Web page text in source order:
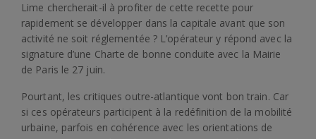
Lime chercherait-il à profiter de cette recette pour
rapidement se développer dans la capitale avant que son
activité ne soit réglementée ? L’opérateur y répond avec la
signature d’une Charte de bonne conduite avec la Mairie
de Paris le 27 juin.
Pourtant, les critiques outre-atlantique vont bon train. Car
si ces opérateurs participent à la redéfinition de la mobilité
urbaine, parfois en cohérence avec les orientations de